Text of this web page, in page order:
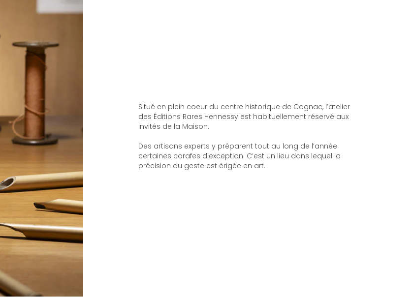
Situé en plein coeur du centre historique de Cognac, l’atelier
des Éditions Rares Hennessy est habituellement réservé aux
invités de la Maison.
Des artisans experts y préparent tout au long de l’année
certaines carafes d'exception. C’est un lieu dans lequel la
précision du geste est érigée en art.